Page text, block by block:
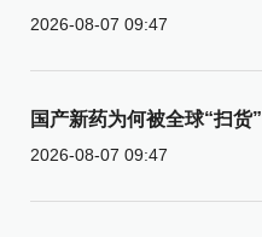
2026-08-07 09:47
国产新药为何被全球“扫货”
2026-08-07 09:47